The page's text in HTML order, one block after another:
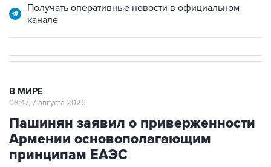
Получать оперативные новости в официальном
канале
В МИРЕ
08:47, 7 августа 2026
Пашинян заявил о приверженности
Армении основополагающим
принципам ЕАЭС